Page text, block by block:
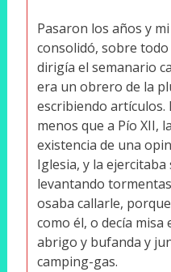
Pasaron los años y
consolidó, sobre
dirigía el semanario
era un obrero de la
escribiendo artículos.
menos que a Pío XII,
existencia de una
Iglesia, y la ejercitaba
levantando
osaba callarle,
como él, o decía
abrigo y bufanda y
camping-gas.